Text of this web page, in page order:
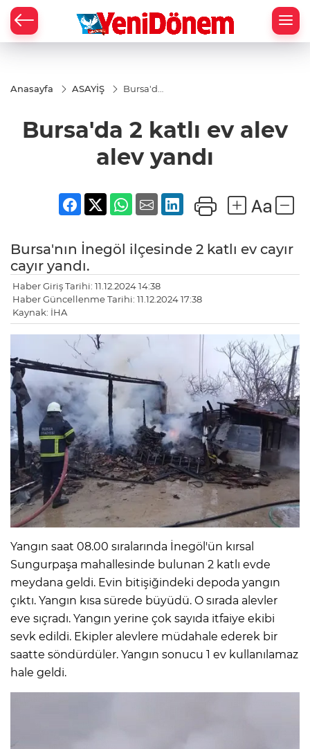
Anasayfa ASAYİŞ
Bursa'da
yandı
Bursa'da 2 katlı ev alev
alev yandı
Bursa'nın İnegöl ilçesinde 2 katlı ev cayır
cayır yandı.
Haber Giriş Tarihi: 11.12.2024 14:38
Haber Güncellenme Tarihi: 11.12.2024 17:38
Kaynak: İHA
Yangın saat 08.00 sıralarında İnegöl'ün kırsal
Sungurpaşa mahallesinde bulunan 2 katlı evde
meydana geldi. Evin bitişiğindeki depoda yangın
çıktı. Yangın kısa sürede büyüdü. O sırada alevler
eve sıçradı. Yangın yerine çok sayıda itfaiye ekibi
sevk edildi. Ekipler alevlere müdahale ederek bir
saatte söndürdüler. Yangın sonucu 1 ev kullanılamaz
hale geldi.